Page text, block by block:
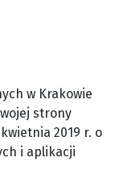
w Krakowie
strony
2019 r. o
i aplikacji